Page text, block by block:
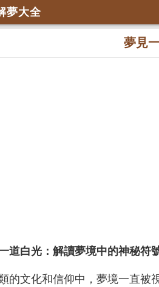
夢大全
夢見
道白光：解讀夢境中的神秘符
的文化和信仰中，夢境一直被